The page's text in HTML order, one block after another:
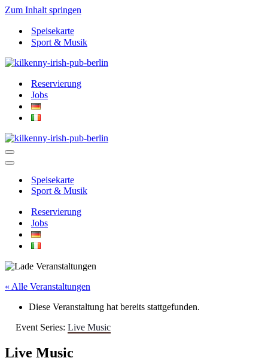
Zum Inhalt springen
Speisekarte
Sport & Musik
Reservierung
Jobs
Navigationsmenü
Navigationsmenü
Speisekarte
Sport & Musik
Reservierung
Jobs
« Alle Veranstaltungen
Diese Veranstaltung hat bereits stattgefunden.
Event Series: Live Music
Live Music